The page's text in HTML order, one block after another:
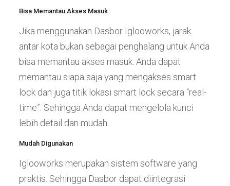
Bisa Memantau Akses Masuk
Jika menggunakan Dasbor Iglooworks, jarak
antar kota bukan sebagai penghalang untuk Anda
bisa memantau akses masuk. Anda dapat
memantau siapa saja yang mengakses smart
lock dan juga titik lokasi smart lock secara “real-
time”. Sehingga Anda dapat mengelola kunci
lebih detail dan mudah.
Mudah Digunakan
Iglooworks merupakan sistem software yang
praktis. Sehingga Dasbor dapat diintegrasi